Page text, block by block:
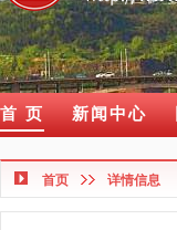
首 页 新闻中心
首页 详情信息